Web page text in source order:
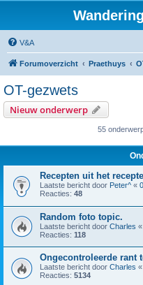
V&A
Forumoverzicht Praethuys
OT-gezwets
Nieuw onderwerp
55
Recepten uit het
Laatste bericht door Peter^ «
Reacties: 48
Random foto topic.
Laatste bericht door Charles «
Reacties: 118
Ongecontroleerde rant
Laatste bericht door Charles «
Reacties: 5134